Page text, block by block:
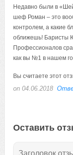
Недавно были в
шеф Роман – это
контролем, а какие
оближешь! Баристы
Профессионалов
как вы №1 в нашем
Вы считаете этот
on 04.06.2018
Оставить